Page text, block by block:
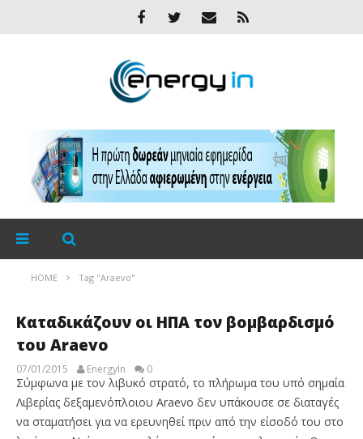
HOME Tag "Araevo"
Καταδικάζουν οι ΗΠΑ τον βομβαρδισμό
του Araevo
07/01/2015 EnergyIn 0
Σύμφωνα με τον λιβυκό στρατό, το πλήρωμα του υπό σημαία
Λιβερίας δεξαμενόπλοιου Araevo δεν υπάκουσε σε διαταγές
να σταματήσει για να ερευνηθεί πριν από την είσοδό του στο